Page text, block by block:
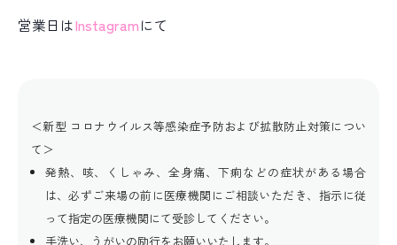
営業日はInstagramにて
＜新型 コロナウイルス等感染症予防および拡散防止対策につい
て＞
発熱、咳、くしゃみ、全身痛、下痢などの症状がある場合
は、必ずご来場の前に医療機関にご相談いただき、指示に従
って指定の医療機関にて受診してください。
手洗い、うがいの励行をお願いいたします。